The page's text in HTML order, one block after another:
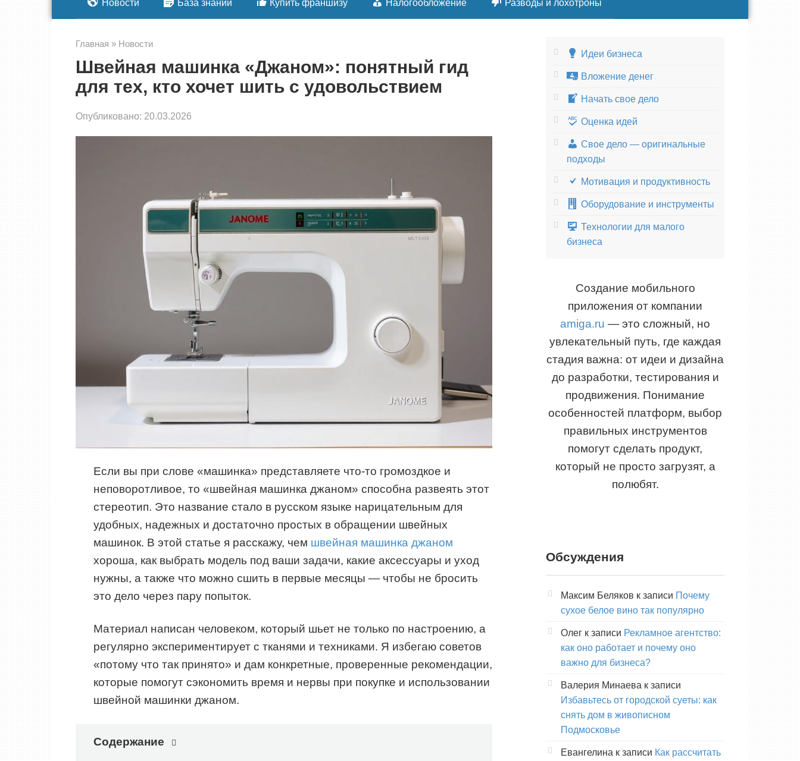
Новости База знаний Купить франшизу Налогообложение Разводы и лохотроны
Главная » Новости
Швейная машинка «Джаном»: понятный гид
для тех, кто хочет шить с удовольствием
Опубликовано: 20.03.2026
Если вы при слове «машинка» представляете что-то громоздкое и
неповоротливое, то «швейная машинка джаном» способна развеять этот
стереотип. Это название стало в русском языке нарицательным для
удобных, надежных и достаточно простых в обращении швейных
машинок. В этой статье я расскажу, чем швейная машинка джаном
хороша, как выбрать модель под ваши задачи, какие аксессуары и уход
нужны, а также что можно сшить в первые месяцы — чтобы не бросить
это дело через пару попыток.
Материал написан человеком, который шьет не только по настроению, а
регулярно экспериментирует с тканями и техниками. Я избегаю советов
«потому что так принято» и дам конкретные, проверенные рекомендации,
которые помогут сэкономить время и нервы при покупке и использовании
швейной машинки джаном.
Содержание
Идеи бизнеса
Вложение денег
Начать свое дело
Оценка идей
Свое дело — оригинальные
подходы
Мотивация и продуктивность
Оборудование и инструменты
Технологии для малого
бизнеса
Создание мобильного
приложения от компании
amiga.ru — это сложный, но
увлекательный путь, где каждая
стадия важна: от идеи и дизайна
до разработки, тестирования и
продвижения. Понимание
особенностей платформ, выбор
правильных инструментов
помогут сделать продукт,
который не просто загрузят, а
полюбят.
Обсуждения
Максим Беляков к записи Почему
сухое белое вино так популярно
Олег к записи Рекламное агентство:
как оно работает и почему оно
важно для бизнеса?
Валерия Минаева к записи
Избавьтесь от городской суеты: как
снять дом в живописном
Подмосковье
Евангелина к записи Как рассчитать